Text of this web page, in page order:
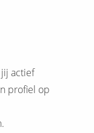
actief
profiel op